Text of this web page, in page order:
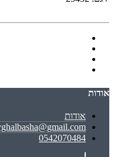
אודות
אודות
0542070484